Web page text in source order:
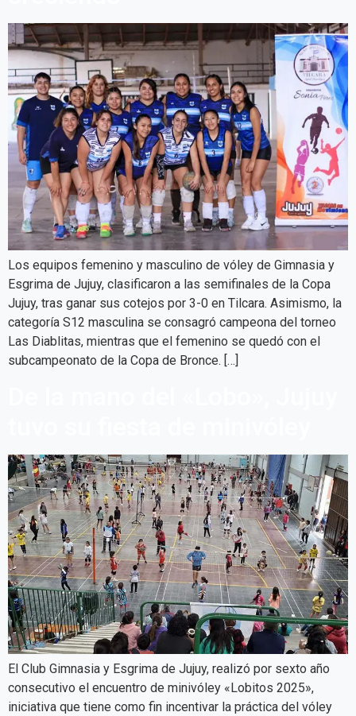
Los equipos femenino y masculino de vóley de Gimnasia y
Esgrima de Jujuy, clasificaron a las semifinales de la Copa
Jujuy, tras ganar sus cotejos por 3-0 en Tilcara. Asimismo, la
categoría S12 masculina se consagró campeona del torneo
Las Diablitas, mientras que el femenino se quedó con el
subcampeonato de la Copa de Bronce. […]
El Club Gimnasia y Esgrima de Jujuy, realizó por sexto año
consecutivo el encuentro de minivóley «Lobitos 2025»,
iniciativa que tiene como fin incentivar la práctica del vóley